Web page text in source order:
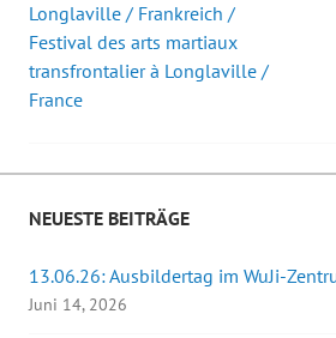
Navigation
Longlaville / Frankreich /
Festival des arts martiaux
transfrontalier à Longlaville /
France
NEUESTE BEITRÄGE
13.06.26: Ausbildertag im WuJi-
Juni 14, 2026